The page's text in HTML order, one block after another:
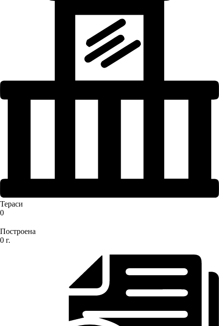
Тераси
0
Построена
0 г.